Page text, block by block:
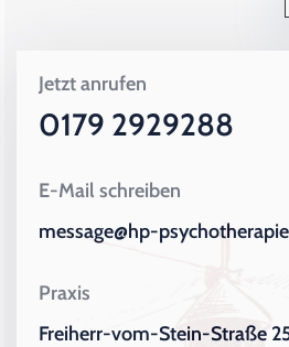
Jetzt anrufen
0179 2929288
E-Mail schreiben
message@hp-
Praxis
Freiherr-vom-Stein-Straße